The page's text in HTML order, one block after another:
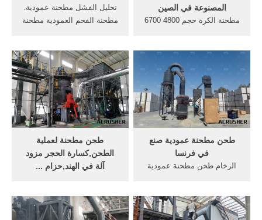
تحليل الفشل مطحنة عمودية.
مطحنة الفحم العمودية مطحنة
يستخدم عملية جافة جديدة,مما
يقلل من استهلاك الحرارة
فعالة، خفض تكاليف الإنتاج
وتحسين الفائدة. .
المصنوعة في الصين
مطحنة الكرة حجم 4800 6700
التعدين في الصين، وكانت
الأكثر مبيعا من بين مصنع
معدات التعدين في السنوات ال
3 الماضية.مزدوجة مطحنة
محرك الكرة في مصنع ...
طحن مطحنة لعملية
الطحن,كسارة الحجر مزود
آلة في الهند,حزام ...
والمعدات محطم,مقلع
المحمول سحق سعر المصنع
طحن مطحنة عمودية صنع
في فرنسا
الرخام طحن مطحنة عمودية
ألمانيا,المحجر صناعة الرخام
فى استراليا . الدردشة مع